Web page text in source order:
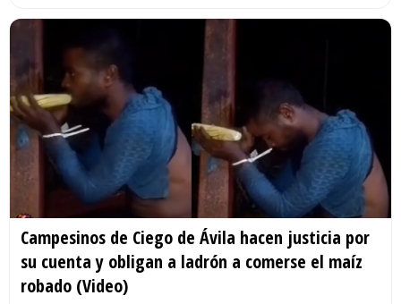
Campesinos de Ciego de Ávila hacen justicia por
su cuenta y obligan a ladrón a comerse el maíz
robado (Video)